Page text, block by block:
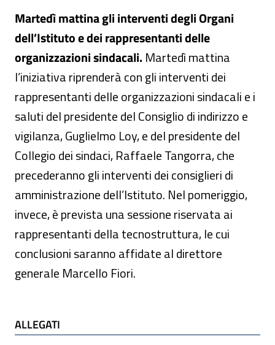
Martedì mattina gli interventi degli Organi
dell’Istituto e dei rappresentanti delle
organizzazioni sindacali. Martedì mattina
l’iniziativa riprenderà con gli interventi dei
rappresentanti delle organizzazioni sindacali e i
saluti del presidente del Consiglio di indirizzo e
vigilanza, Guglielmo Loy, e del presidente del
Collegio dei sindaci, Raffaele Tangorra, che
precederanno gli interventi dei consiglieri di
amministrazione dell’Istituto. Nel pomeriggio,
invece, è prevista una sessione riservata ai
rappresentanti della tecnostruttura, le cui
conclusioni saranno affidate al direttore
generale Marcello Fiori.
ALLEGATI
ALLEGATI